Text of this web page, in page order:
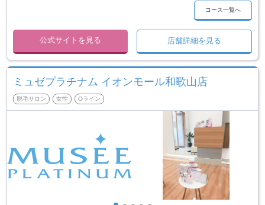
コース一覧へ
公式サイトを見る 店舗詳細を見る
ミュゼプラチナム イオンモール和歌山店
脱毛サロン 女性 Oライン